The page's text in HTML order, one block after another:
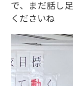
で、まだ話し
くださいね